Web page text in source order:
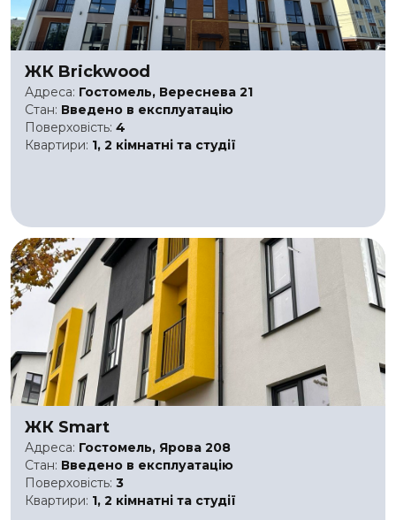
ЖК Brickwood
Адреса: Гостомель, Вереснева 21
Стан: Введено в експлуатацію
Поверховість: 4
Квартири: 1, 2 кімнатні та студії
ЖК Smart
Адреса: Гостомель, Ярова 208
Стан: Введено в експлуатацію
Поверховість: 3
Квартири: 1, 2 кімнатні та студії